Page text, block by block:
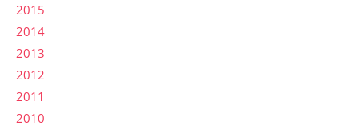
2015
2014
2013
2012
2011
2010